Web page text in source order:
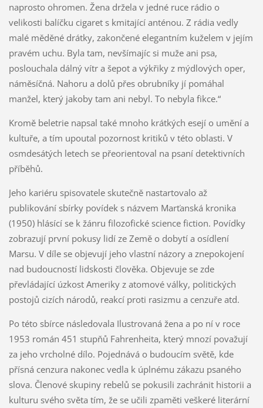
naprosto ohromen. Žena držela v jedné ruce rádio o
velikosti balíčku cigaret s kmitající anténou. Z rádia vedly
malé měděné drátky, zakončené elegantním kuželem v jejím
pravém uchu. Byla tam, nevšímajíc si muže ani psa,
poslouchala dálný vítr a šepot a výkřiky z mýdlových oper,
náměsíčná. Nahoru a dolů přes obrubníky jí pomáhal
manžel, který jakoby tam ani nebyl. To nebyla fikce.“
Kromě beletrie napsal také mnoho krátkých esejí o umění a
kultuře, a tím upoutal pozornost kritiků v této oblasti. V
osmdesátých letech se přeorientoval na psaní detektivních
příběhů.
Jeho kariéru spisovatele skutečně nastartovalo až
publikování sbírky povídek s názvem Marťanská kronika
(1950) hlásící se k žánru filozofické science fiction. Povídky
zobrazují první pokusy lidí ze Země o dobytí a osídlení
Marsu. V díle se objevují jeho vlastní názory a znepokojení
nad budoucností lidskosti člověka. Objevuje se zde
převládající úzkost Ameriky z atomové války, politických
postojů cizích národů, reakcí proti rasizmu a cenzuře atd.
Po této sbírce následovala Ilustrovaná žena a po ní v roce
1953 román 451 stupňů Fahrenheita, který mnozí považují
za jeho vrcholné dílo. Pojednává o budoucím světě, kde
přísná cenzura nakonec vedla k úplnému zákazu psaného
slova. Členové skupiny rebelů se pokusili zachránit historii a
kulturu svého světa tím, že se učili zpaměti veškeré literární